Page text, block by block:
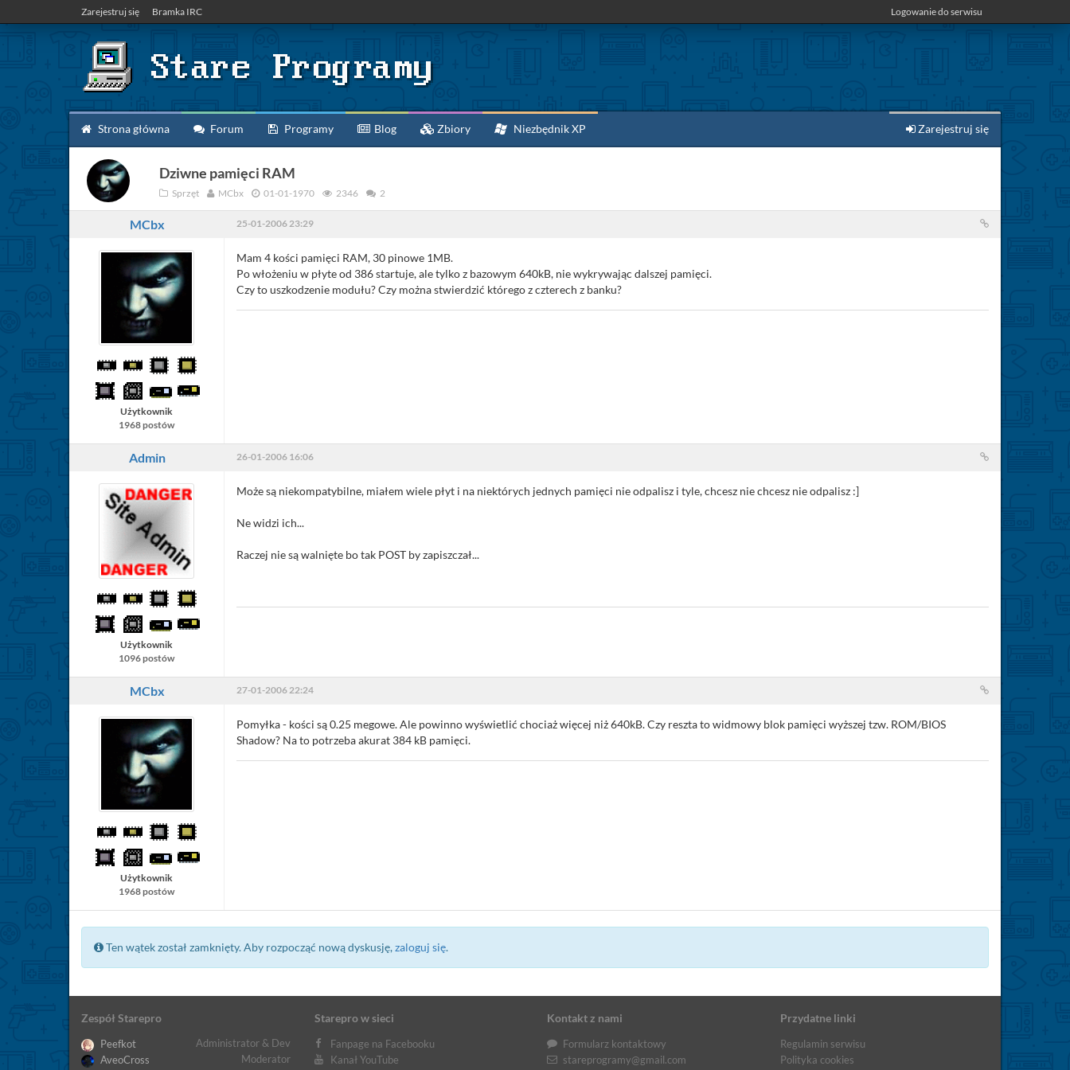
Zarejestruj się Bramka IRC Logowanie do serwisu
Strona główna Forum Programy Blog Zbiory Niezbędnik XP Zarejestruj się
Dziwne pamięci RAM
Sprzęt MCbx 01-01-1970 2346 2
MCbx 25-01-2006 23:29
Użytkownik
1968 postów
Mam 4 kości pamięci RAM, 30 pinowe 1MB.
Po włożeniu w płyte od 386 startuje, ale tylko z bazowym 640kB, nie wykrywając dalszej pamięci.
Czy to uszkodzenie modułu? Czy można stwierdzić którego z czterech z banku?
Admin 26-01-2006 16:06
Użytkownik
1096 postów
Może są niekompatybilne, miałem wiele płyt i na niektórych jednych pamięci nie odpalisz i tyle, chcesz nie chcesz nie odpalisz :]
Ne widzi ich...
Raczej nie są walnięte bo tak POST by zapiszczał...
MCbx 27-01-2006 22:24
Użytkownik
1968 postów
Pomyłka - kości są 0.25 megowe. Ale powinno wyświetlić chociaż więcej niż 640kB. Czy reszta to widmowy blok pamięci wyższej tzw. ROM/BIOS
Shadow? Na to potrzeba akurat 384 kB pamięci.
Ten wątek został zamknięty. Aby rozpocząć nową dyskusję,zaloguj się.
Zespół Starepro
Peefkot
Administrator & Dev
AveoCross
Moderator
Starepro w sieci
Fanpage na Facebooku
Kanał YouTube
Kontakt z nami
Formularz kontaktowy
stareprogramy@gmail.com
Przydatne linki
Regulamin serwisu
Polityka cookies